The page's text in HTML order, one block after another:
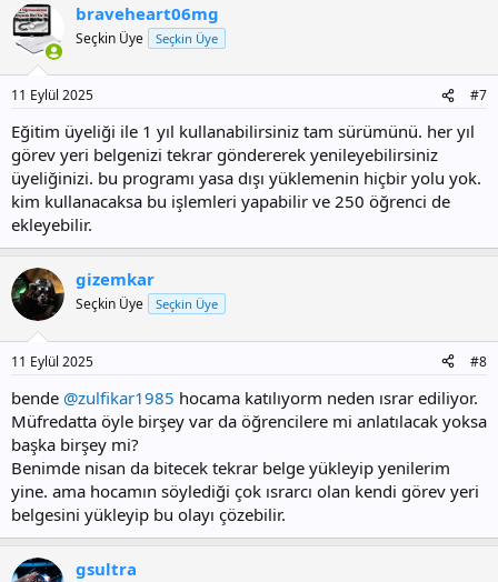
k
i
l
braveheart06mg
Seçkin Üye Seçkin Üye
11 Eylül 2025 #7
Eğitim üyeliği ile 1 yıl kullanabilirsiniz tam sürümünü. her yıl
görev yeri belgenizi tekrar göndererek yenileyebilirsiniz
üyeliğinizi. bu programı yasa dışı yüklemenin hiçbir yolu yok.
kim kullanacaksa bu işlemleri yapabilir ve 250 öğrenci de
ekleyebilir.
gizemkar
Seçkin Üye Seçkin Üye
11 Eylül 2025 #8
bende @zulfikar1985 hocama katılıyorm neden ısrar ediliyor.
Müfredatta öyle birşey var da öğrencilere mi anlatılacak yoksa
başka birşey mi?
Benimde nisan da bitecek tekrar belge yükleyip yenilerim
yine. ama hocamın söylediği çok ısrarcı olan kendi görev yeri
belgesini yükleyip bu olayı çözebilir.
gsultra